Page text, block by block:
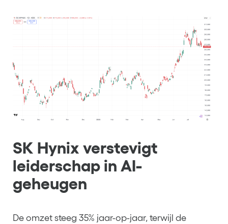
SK Hynix verstevigt
leiderschap in AI-
geheugen
De omzet steeg 35% jaar-op-jaar, terwijl de